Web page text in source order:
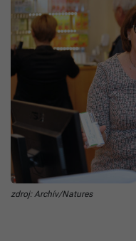
zdroj: Archív/Natures